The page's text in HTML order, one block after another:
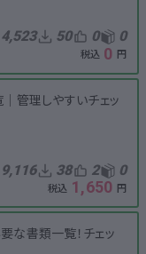
4,523 50 0 0
0
│管理しやすいチェッ
9,116 38 2 0
1,650
な書類一覧！チェッ